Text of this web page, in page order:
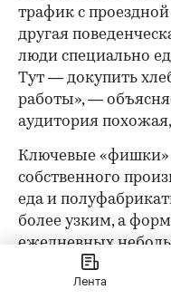
трафик с
другая
люди специально
Тут — докупить
работы», —
аудитория
Ключевые «фишки»
собственного
еда и
более узким, а
ежедневных
малым форматом
составе офисного
Лента